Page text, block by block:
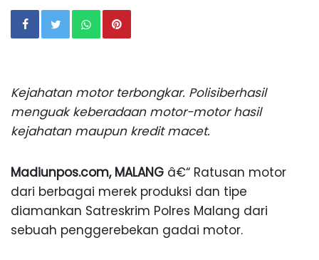
Kejahatan motor terbongkar. Polisiberhasil
menguak keberadaan motor-motor hasil
kejahatan maupun kredit macet.
Madiunpos.com, MALANG â€“ Ratusan motor
dari berbagai merek produksi dan tipe
diamankan Satreskrim Polres Malang dari
sebuah penggerebekan gadai motor.